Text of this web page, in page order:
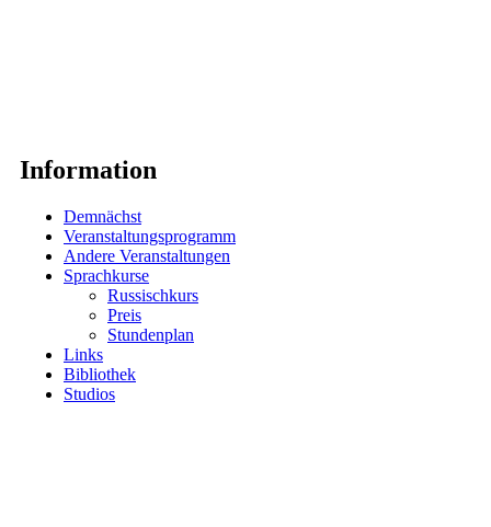
Information
Demnächst
Veranstaltungsprogramm
Andere Veranstaltungen
Sprachkurse
Russischkurs
Preis
Stundenplan
Links
Bibliothek
Studios